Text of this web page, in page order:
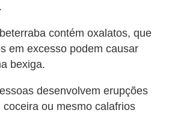
contém oxalatos, que
em excesso podem causar
bexiga.
desenvolvem erupções
ou mesmo calafrios